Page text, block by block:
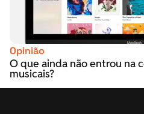
Opinião
O que ainda não entrou na
musicais?